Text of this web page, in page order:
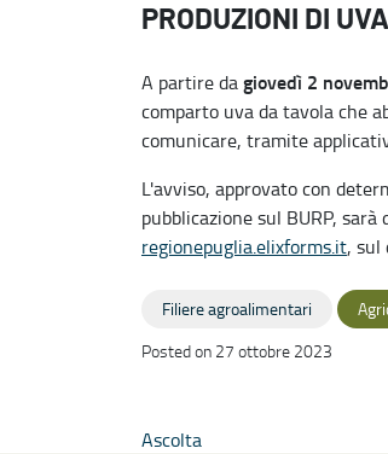
PRODUZIONI DI
A partire dagiovedì 2
comparto uva da tavola che
comunicare, tramite
L'avviso, approvato con
pubblicazione sul BURP,
regionepuglia.elixforms.it, sul
Filiere agroalimentari
Posted on 27 ottobre 2023
Ascolta